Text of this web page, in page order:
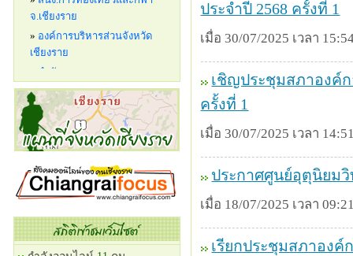
ประจำปี 2568 ครั้งที่ 1
เมื่อ 30/07/2025 เวลา
เชิญประชุมสภาองค์
ครั้งที่ 1
เมื่อ 30/07/2025 เวลา
ประกาศศูนย์อุตุนิยม
เมื่อ 18/07/2025 เวลา
เรียกประชุมสภาองค์